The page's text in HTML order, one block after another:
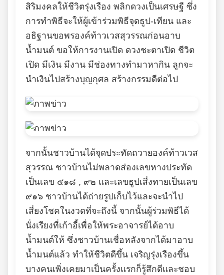
สิริมงคลให้ชีวิตรุ่งเรือง พลิกดวงเป็นเศรษฐี ซึ่ง
การทำพิธีจะให้ผู้เข้าร่วมพิธีจุดธูป-เทียน และ
อธิฐานขอพรองค์ท้าวเวสสุวรรณก่อนอาบ
น้ำมนต์ ขอให้การงานเปิด ดวงชะตาเปิด ชีวิต
เปิด มีเงิน มีงาน มีช่องทางทำมาหากิน ลูกจะ
นำเงินไปสร้างบุญกุศล สร้างกรรมดีต่อไป
จากนั้นชาวบ้านได้จุดประทัดถวายองค์ท้าวเวส
สุวรรณ ชาวบ้านไม่พลาดส่องเลขหางประทัด
เป็นเลข ๕๑๘ , ๙๒ และเลขธูปเสี่งทายเป็นเลข
๙๑๖ ชาวบ้านได้ถ่ายรูปเก็บไว้และจะนำไป
เสี่ยงโชคในงวดที่จะถึงนี้ จากนั้นผู้ร่วมพิธีได้
นั่งเรียงที่เก้าอี้เพื่อให้พระอาจารย์ได้อาบ
น้ำมนต์ให้ ซึ่งชาวบ้านเชื่อหลังจากได้มาอาบ
น้ำมนต์แล้ว ทำให้ชีวิตดีขึ้น เจริญรุ่งเรืองขึ้น
บางคนเพิ่งเคยมาเป็นครั้งแรกก็รู้สึกดีและชอบ